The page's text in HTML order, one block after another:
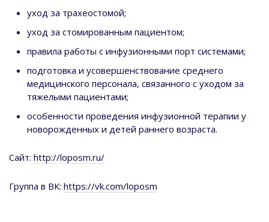
уход за трахеостомой;
уход за стомированным пациентом;
правила работы с инфузионными порт системами;
подготовка и усовершенствование среднего
медицинского персонала, связанного с уходом за
тяжелыми пациентами;
особенности проведения инфузионной терапии у
новорожденных и детей раннего возраста.
Сайт: http://loposm.ru/
Группа в ВК: https://vk.com/loposm